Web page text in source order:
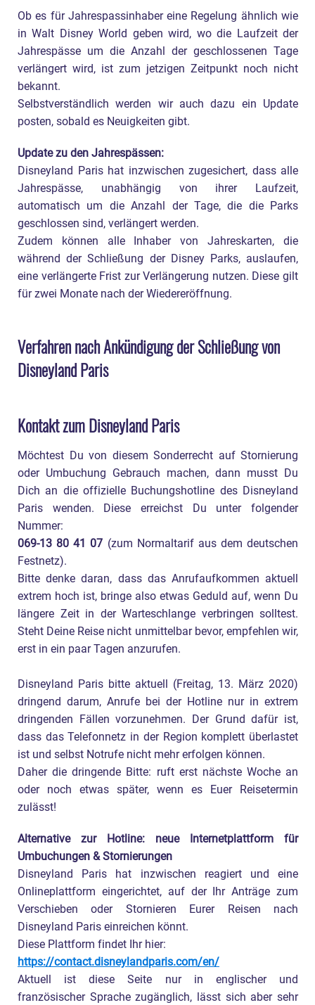
Ob es für Jahrespassinhaber eine Regelung ähnlich wie
in Walt Disney World geben wird, wo die Laufzeit der
Jahrespässe um die Anzahl der geschlossenen Tage
verlängert wird, ist zum jetzigen Zeitpunkt noch nicht
bekannt.
Selbstverständlich werden wir auch dazu ein Update
posten, sobald es Neuigkeiten gibt.
Update zu den Jahrespässen:
Disneyland Paris hat inzwischen zugesichert, dass alle
Jahrespässe, unabhängig von ihrer Laufzeit,
automatisch um die Anzahl der Tage, die die Parks
geschlossen sind, verlängert werden.
Zudem können alle Inhaber von Jahreskarten, die
während der Schließung der Disney Parks, auslaufen,
eine verlängerte Frist zur Verlängerung nutzen. Diese gilt
für zwei Monate nach der Wiedereröffnung.
Verfahren nach Ankündigung der Schließung von
Disneyland Paris
Kontakt zum Disneyland Paris
Möchtest Du von diesem Sonderrecht auf Stornierung
oder Umbuchung Gebrauch machen, dann musst Du
Dich an die offizielle Buchungshotline des Disneyland
Paris wenden. Diese erreichst Du unter folgender
Nummer:
069-13 80 41 07 (zum Normaltarif aus dem deutschen
Festnetz).
Bitte denke daran, dass das Anrufaufkommen aktuell
extrem hoch ist, bringe also etwas Geduld auf, wenn Du
längere Zeit in der Warteschlange verbringen solltest.
Steht Deine Reise nicht unmittelbar bevor, empfehlen wir,
erst in ein paar Tagen anzurufen.
Disneyland Paris bitte aktuell (Freitag, 13. März 2020)
dringend darum, Anrufe bei der Hotline nur in extrem
dringenden Fällen vorzunehmen. Der Grund dafür ist,
dass das Telefonnetz in der Region komplett überlastet
ist und selbst Notrufe nicht mehr erfolgen können.
Daher die dringende Bitte: ruft erst nächste Woche an
oder noch etwas später, wenn es Euer Reisetermin
zulässt!
Alternative zur Hotline: neue Internetplattform für
Umbuchungen & Stornierungen
Disneyland Paris hat inzwischen reagiert und eine
Onlineplattform eingerichtet, auf der Ihr Anträge zum
Verschieben oder Stornieren Eurer Reisen nach
Disneyland Paris einreichen könnt.
Diese Plattform findet Ihr hier:
https://contact.disneylandparis.com/en/
Aktuell ist diese Seite nur in englischer und
französischer Sprache zugänglich, lässt sich aber sehr